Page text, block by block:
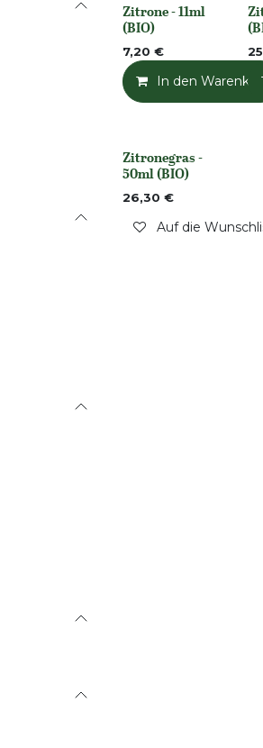
None
Zitrone - 11ml
(BIO)
7,20 €
In den
Nicht vorrättig
Zitronegras -
50ml (BIO)
26,30 €
Auf die